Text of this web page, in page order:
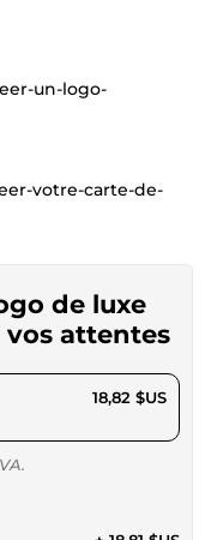
un-logo-
votre-carte-de-
de luxe
attentes
18,82 $US